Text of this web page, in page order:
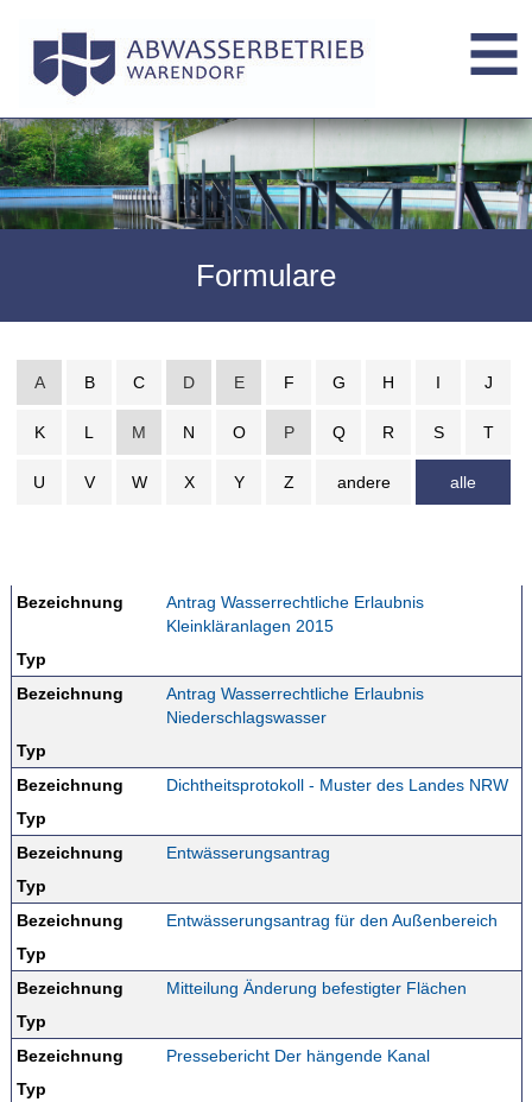
Formulare
alle
A B C D E F G H I J
K L M N O P Q R S T
U V W X Y Z andere
Typ
Bezeichnung
Antrag Wasserrechtliche Erlaubnis
Kleinkläranlagen 2015
Typ
Bezeichnung
Antrag Wasserrechtliche Erlaubnis
Niederschlagswasser
Typ
Bezeichnung Dichtheitsprotokoll - Muster des Landes NRW
Typ
Bezeichnung Entwässerungsantrag
Typ
Bezeichnung Entwässerungsantrag für den Außenbereich
Typ
Bezeichnung Mitteilung Änderung befestigter Flächen
Typ
Bezeichnung Pressebericht Der hängende Kanal